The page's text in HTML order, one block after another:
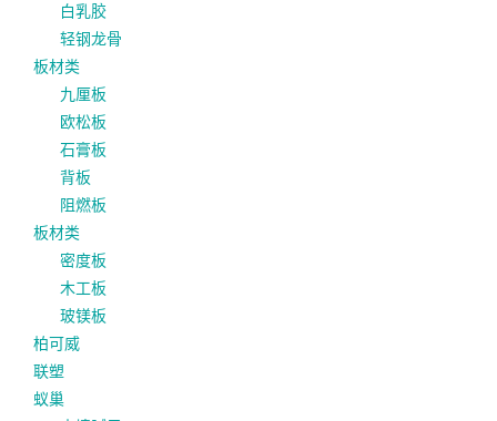
白乳胶
轻钢龙骨
板材类
九厘板
欧松板
石膏板
背板
阻燃板
板材类
密度板
木工板
玻镁板
柏可威
联塑
蚁巢